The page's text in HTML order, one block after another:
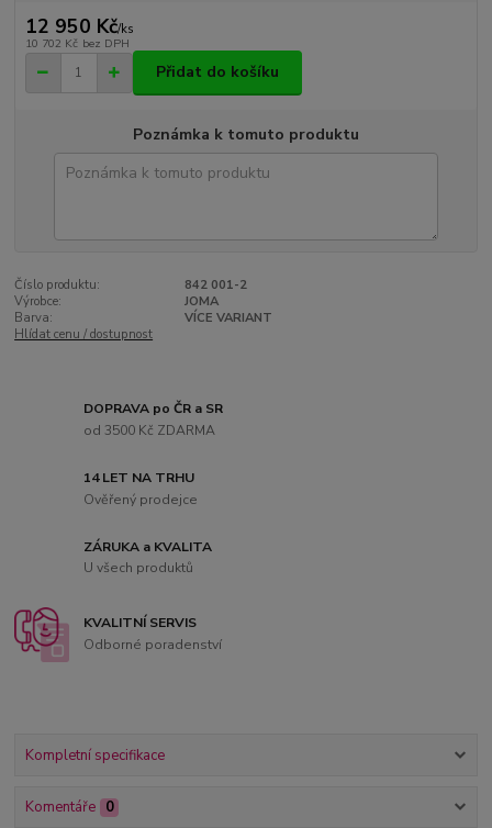
12 950 Kč/ks
10 702 Kč bez DPH
Přidat do košíku
Poznámka k tomuto produktu
Číslo produktu:
842 001-2
Výrobce:
JOMA
Barva:
VÍCE VARIANT
Hlídat cenu / dostupnost
DOPRAVA po ČR a SR
od 3500 Kč ZDARMA
14 LET NA TRHU
Ověřený prodejce
ZÁRUKA a KVALITA
U všech produktů
KVALITNÍ SERVIS
Odborné poradenství
Kompletní specifikace
Komentáře 0